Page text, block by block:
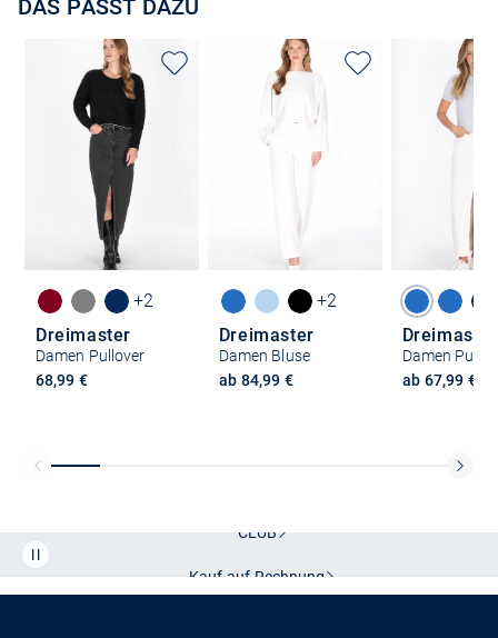
DAS PASST DAZU
+2
Dreimaster
Damen Pullover
68,99 €
+2
Dreimaster
Damen Bluse
ab 84,99 €
Dreimaster
Damen
ab 67,99 €
CLUB
Kauf auf Rechnung